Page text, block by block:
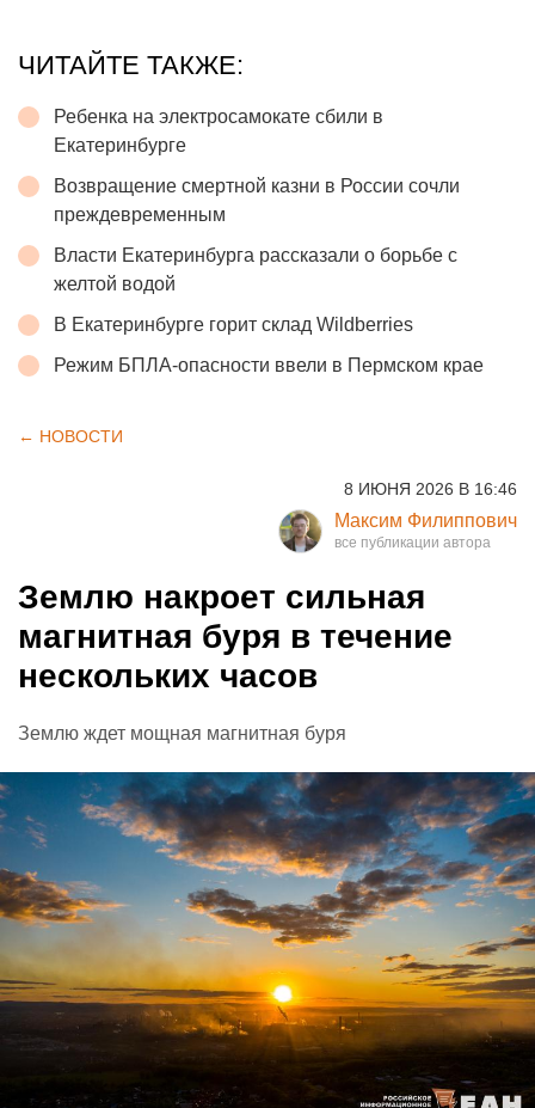
ЧИТАЙТЕ ТАКЖЕ:
Ребенка на электросамокате сбили в
Екатеринбурге
Возвращение смертной казни в России сочли
преждевременным
Власти Екатеринбурга рассказали о борьбе с
желтой водой
В Екатеринбурге горит склад Wildberries
Режим БПЛА-опасности ввели в Пермском крае
← НОВОСТИ
8 ИЮНЯ 2026 В 16:46
Максим Филиппович
Землю накроет сильная
магнитная буря в течение
нескольких часов
Землю ждет мощная магнитная буря